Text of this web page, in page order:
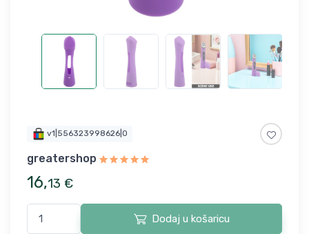
v1|556323998626|0
greatershop
16,13 €
Dodaj u košaricu